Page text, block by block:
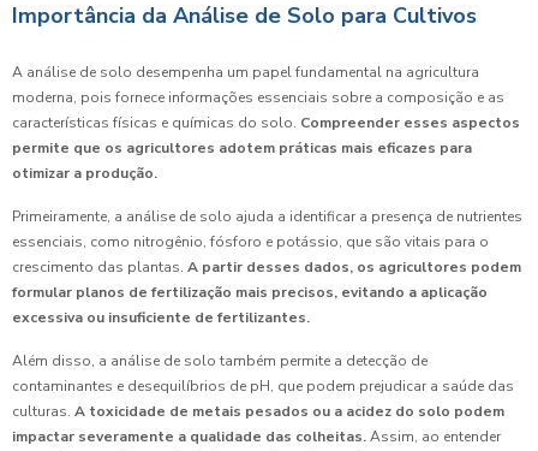
Importância da Análise de Solo para Cultivos
A análise de solo desempenha um papel fundamental na agricultura
moderna, pois fornece informações essenciais sobre a composição e as
características físicas e químicas do solo. Compreender esses aspectos
permite que os agricultores adotem práticas mais eficazes para
otimizar a produção.
Primeiramente, a análise de solo ajuda a identificar a presença de nutrientes
essenciais, como nitrogênio, fósforo e potássio, que são vitais para o
crescimento das plantas. A partir desses dados, os agricultores podem
formular planos de fertilização mais precisos, evitando a aplicação
excessiva ou insuficiente de fertilizantes.
Além disso, a análise de solo também permite a detecção de
contaminantes e desequilíbrios de pH, que podem prejudicar a saúde das
culturas. A toxicidade de metais pesados ou a acidez do solo podem
impactar severamente a qualidade das colheitas.Assim, ao entender